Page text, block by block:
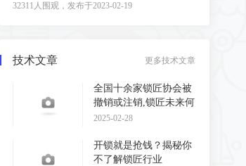
32311人围观，发布于2023-02-19
技术文章 更多技术文章
全国十余家锁匠协会被
撤销或注销,锁匠未来何
去何从?
2025-02-28
开锁就是抢钱？揭秘你
不了解锁匠行业